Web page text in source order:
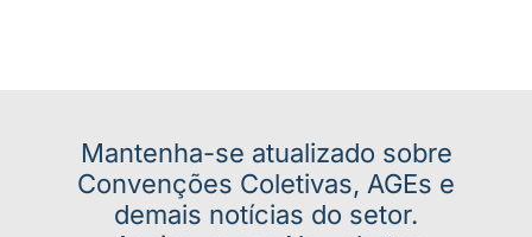
Mantenha-se atualizado sobre
Convenções Coletivas, AGEs e
demais notícias do setor.